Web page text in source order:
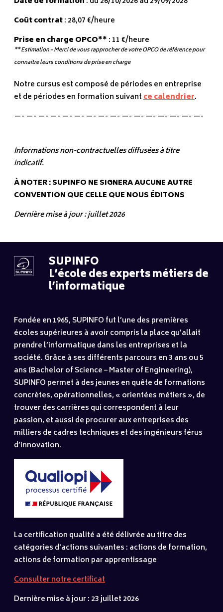
Coût contrat: 28,07 €/heure
Prise en charge OPCO** : 11 €/heure
** Estimation – Merci de vous rapprocher de votre OPCO de référence pour
connaitre leurs conditions de prise en charge
Notre cursus est composé de périodes en entreprise
et de périodes en formation suivantce calendrier.
—- —- —- —- —- —- —- —- —- —- —- —- —- —- —- —-
Informations non-contractuelles diffusées à titre
indicatif.
À NOTER : SUPINFO NE SIGNERA AUCUNE AUTRE
CONVENTION QUE CELLE QUE NOUS ÉDITONS
Dernière mise à jour : juillet 2026
SUPINFO
L’école des experts métiers de
l’informatique
Fondée en 1965, SUPINFO fut l’une des premières
écoles supérieures à avoir compris la place qu’allait
prendre l’informatique dans les entreprises et la
société. Grâce à ses différents parcours en 3 ans ou 5
ans (Bachelor of Science – Master of Engineering),
SUPINFO permet à des jeunes en quête de formations
concrètes, opérationnelles, « orientées métiers », de
trouver des carrières qui correspondent à leur
passion, et aussi de procurer aux entreprises des
milliers de cadres techniques et des ingénieurs férus
d’innovation.
La certification qualité a été délivrée au titre des
catégories d'actions suivantes : actions de formation,
actions de formation par apprentissage
Consulter notre certificat
Dernière mise à jour : 23 juillet 2026